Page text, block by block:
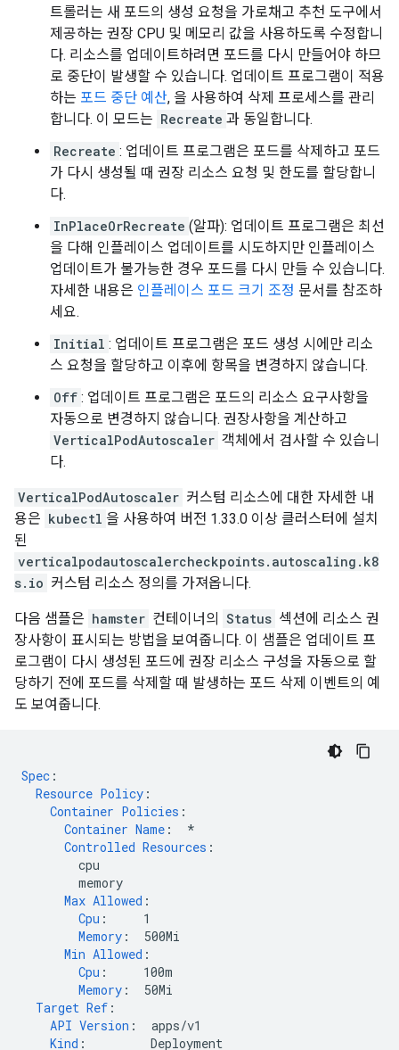
트롤러는 새 포드의 생성 요청을 가로채고 추천 도구에서
제공하는 권장 CPU 및 메모리 값을 사용하도록 수정합니
다. 리소스를 업데이트하려면 포드를 다시 만들어야 하므
로 중단이 발생할 수 있습니다. 업데이트 프로그램이 적용
하는 포드 중단 예산, 을 사용하여 삭제 프로세스를 관리
합니다. 이 모드는 Recreate 과 동일합니다.
Recreate : 업데이트 프로그램은 포드를 삭제하고 포드
가 다시 생성될 때 권장 리소스 요청 및 한도를 할당합니
다.
InPlaceOrRecreate (알파): 업데이트 프로그램은 최선
을 다해 인플레이스 업데이트를 시도하지만 인플레이스
업데이트가 불가능한 경우 포드를 다시 만들 수 있습니다.
자세한 내용은 인플레이스 포드 크기 조정 문서를 참조하
세요.
Initial : 업데이트 프로그램은 포드 생성 시에만 리소
스 요청을 할당하고 이후에 항목을 변경하지 않습니다.
Off : 업데이트 프로그램은 포드의 리소스 요구사항을
자동으로 변경하지 않습니다. 권장사항을 계산하고
VerticalPodAutoscaler 객체에서 검사할 수 있습니
다.
VerticalPodAutoscaler 커스텀 리소스에 대한 자세한 내
용은 kubectl 을 사용하여 버전 1.33.0 이상 클러스터에 설치
된
verticalpodautoscalercheckpoints.autoscaling.k8
s.io 커스텀 리소스 정의를 가져옵니다.
다음 샘플은 hamster 컨테이너의 Status 섹션에 리소스 권
장사항이 표시되는 방법을 보여줍니다. 이 샘플은 업데이트 프
로그램이 다시 생성된 포드에 권장 리소스 구성을 자동으로 할
당하기 전에 포드를 삭제할 때 발생하는 포드 삭제 이벤트의 예
도 보여줍니다.
Spec :
Resource Policy :
Container Policies :
Container Name :
*
Controlled Resources :
cpu
memory
Max Allowed :
Cpu :
1
Memory :
500Mi
Min Allowed :
Cpu :
100m
Memory :
50Mi
Target Ref :
API Version :
apps/v1
Kind : Deployment